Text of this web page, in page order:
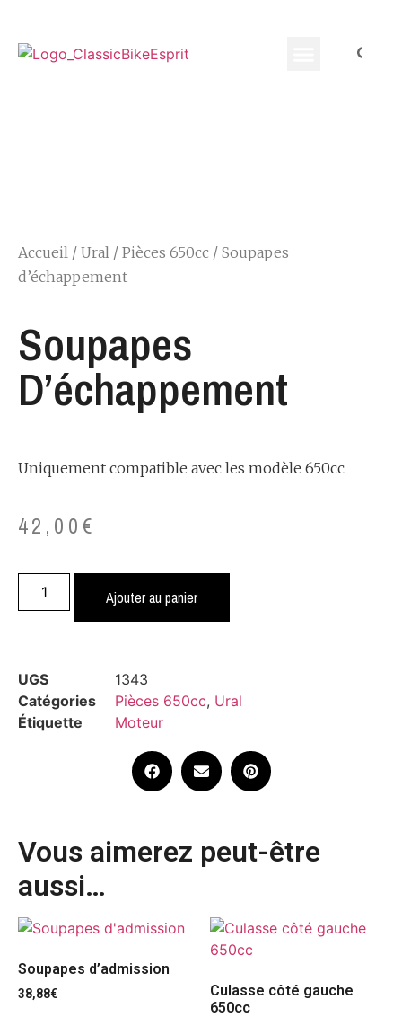
Accueil / Ural / Pièces 650cc / Soupapes
d’échappement
Soupapes
D’échappement
Uniquement compatible avec les modèle 650cc
42,00€
Ajouter au panier
UGS
1343
Catégories
Pièces 650cc, Ural
Étiquette
Moteur
Vous aimerez peut-être
aussi…
Soupapes d’admission
38,88€
Culasse côté gauche
650cc